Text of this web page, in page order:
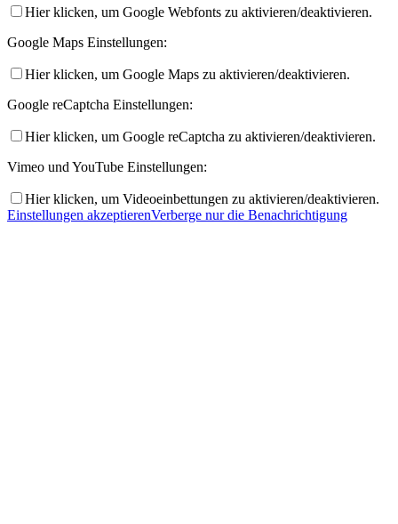
Hier klicken, um Google Webfonts zu aktivieren/deaktivieren.
Google Maps Einstellungen:
Hier klicken, um Google Maps zu aktivieren/deaktivieren.
Google reCaptcha Einstellungen:
Hier klicken, um Google reCaptcha zu aktivieren/deaktivieren.
Vimeo und YouTube Einstellungen:
Hier klicken, um Videoeinbettungen zu aktivieren/deaktivieren.
Einstellungen akzeptierenVerberge nur die Benachrichtigung